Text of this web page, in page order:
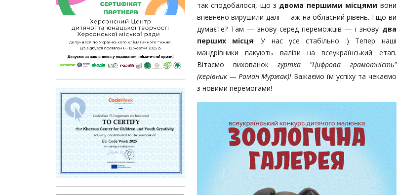
так сподобалося, що з двома першими місцями вони
впевнено вирушили далі — аж на обласний рівень. І що ви
думаєте? Там — знову серед переможців — і знову два
перших місця! У нас усе стабільно :) Тепер наші
мандрівники пакують валізи на всеукраїнський етап.
Вітаємо вихованокгуртка "Цифрова грамотність"
(керівник — Роман Муржак)! Бажаємо їм успіху та чекаємо
з новими перемогами!